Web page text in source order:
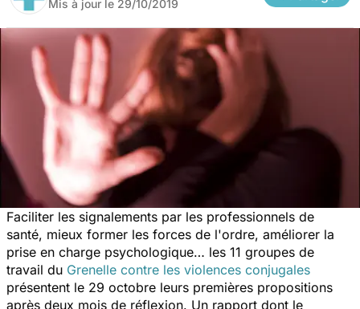
Mis à jour le 29/10/2019
Faciliter les signalements par les professionnels de
santé, mieux former les forces de l'ordre, améliorer la
prise en charge psychologique… les 11 groupes de
travail du Grenelle contre les violences conjugales
présentent le 29 octobre leurs premières propositions
après deux mois de réflexion. Un rapport dont le